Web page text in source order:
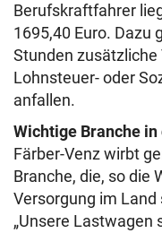
Berufskraftfahrer
1695,40 Euro. Dazu
Stunden zusätzliche
Lohnsteuer- oder
anfallen.
Wichtige Branche in
Färber-Venz wirbt
Branche, die, so die
Versorgung im Land
„Unsere Lastwagen